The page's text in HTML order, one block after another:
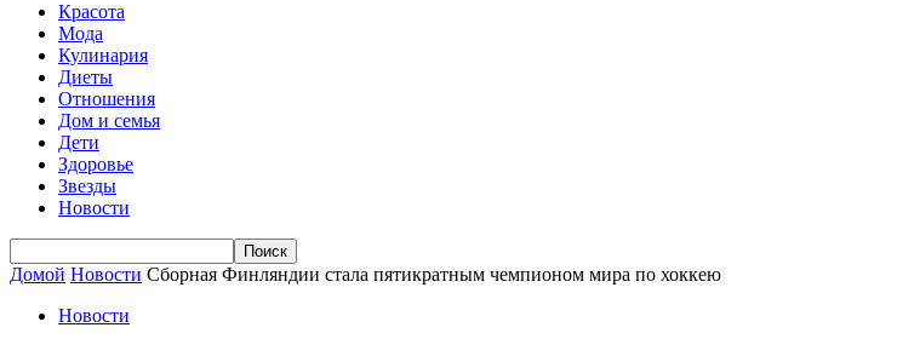
Красота
Мода
Кулинария
Диеты
Отношения
Дом и семья
Дети
Здоровье
Звезды
Новости
Домой Новости Сборная Финляндии стала пятикратным чемпионом мира по хоккею
Новости